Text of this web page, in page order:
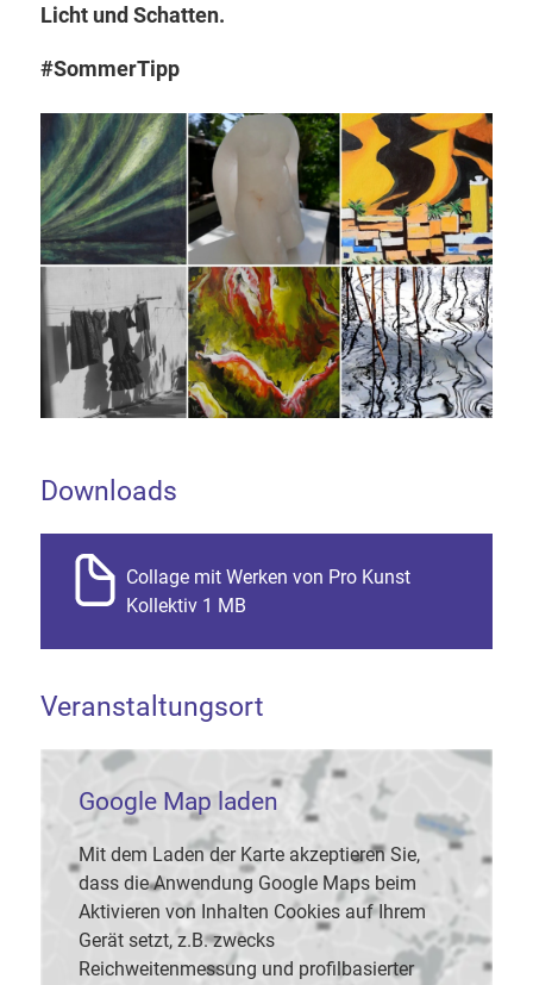
Licht und Schatten.
#SommerTipp
Downloads
Collage mit Werken von Pro Kunst
Kollektiv 1 MB
Veranstaltungsort
Google Map laden
Mit dem Laden der Karte akzeptieren Sie,
dass die Anwendung Google Maps beim
Aktivieren von Inhalten Cookies auf Ihrem
Gerät setzt, z.B. zwecks
Reichweitenmessung und profilbasierter